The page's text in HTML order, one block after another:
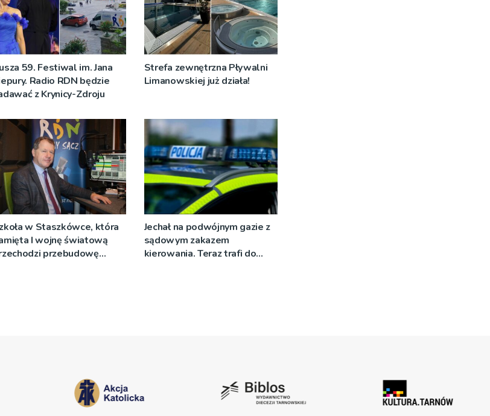
59. Festiwal im. Jana
Radio RDN będzie
z Krynicy-Zdroju
Strefa zewnętrzna Pływalni
Limanowskiej już działa!
w Staszkówce, która
I wojnę światową
przebudowę
Jechał na podwójnym gazie z
sądowym zakazem
kierowania. Teraz trafi do